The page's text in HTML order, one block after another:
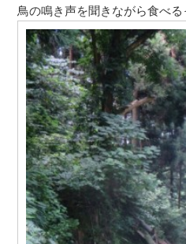
鳥の鳴き声を聞きながら食べる